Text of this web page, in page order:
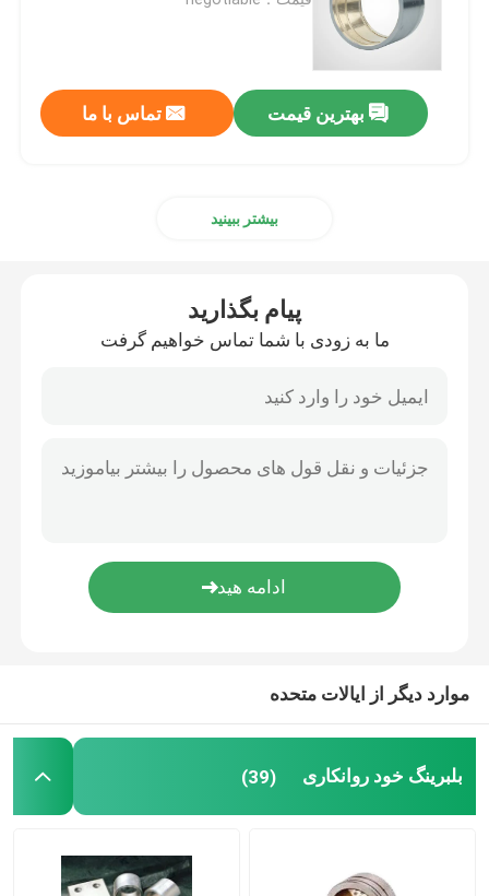
بوش های دوتایی
بلبرینگ DX
برنزهای جامد برنز
واشر فشار دهنده خود روان کننده
صفحات پوششی خود Lube
یاطاقان ساده متالورژی پودر
تقسیم بالش بلوک
قطعات پمپ دنده
بهترین قیمت تماس با ما
بیشتر ببینید
پیام بگذارید
ما به زودی با شما تماس خواهیم گرفت
موارد دیگر از ایالات متحده
بلبرینگ خود روانکاری (39)